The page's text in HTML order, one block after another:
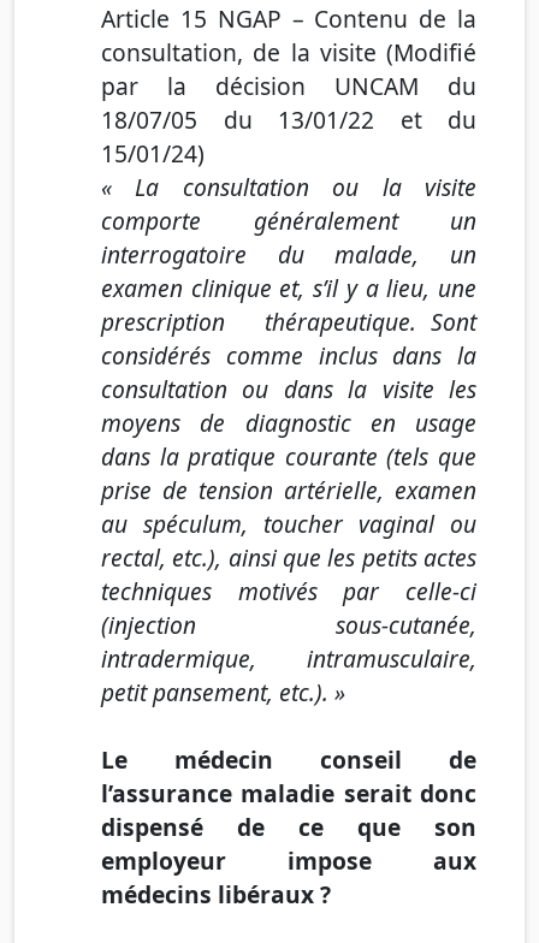
Article 15 NGAP – Contenu de la
consultation, de la visite (Modifié
par la décision UNCAM du
18/07/05 du 13/01/22 et du
15/01/24)
«La consultation ou la visite
comporte généralement un
interrogatoire du malade, un
examen clinique et, s’il y a lieu, une
prescription thérapeutique. Sont
considérés comme inclus dans la
consultation ou dans la visite les
moyens de diagnostic en usage
dans la pratique courante (tels que
prise de tension artérielle, examen
au spéculum, toucher vaginal ou
rectal, etc.), ainsi que les petits actes
techniques motivés par celle-ci
(injection sous-cutanée,
intradermique, intramusculaire,
petit pansement, etc.). »
Le médecin conseil de
l’assurance maladie serait donc
dispensé de ce que son
employeur impose aux
médecins libéraux ?